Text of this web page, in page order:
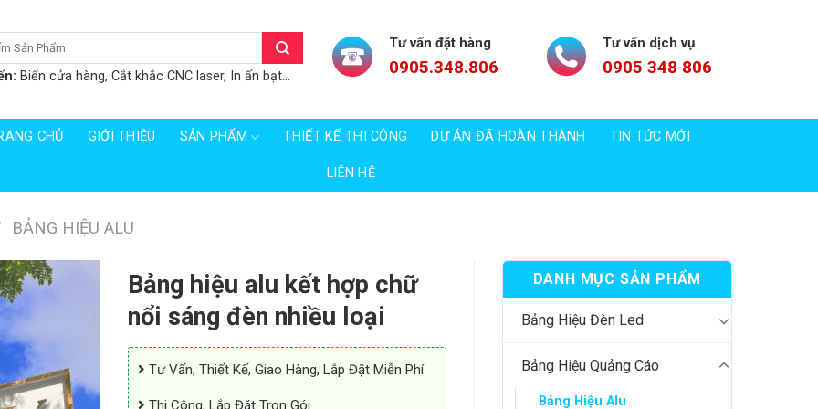
Biển cửa hàng, Cắt khắc CNC laser, In ấn bạt...
Tư vấn đặt hàng
0905.348.806
Tư vấn dịch vụ
0905 348 806
CHỦ GIỚI THIỆU SẢN PHẨM THIẾT KẾ THI CÔNG DỰ ÁN ĐÃ HOÀN THÀNH TIN TỨC MỚI
LIÊN HỆ
BẢNG HIỆU ALU
Bảng hiệu alu kết hợp chữ
nổi sáng đèn nhiều loại
Tư Vấn, Thiết Kế, Giao Hàng, Lắp Đặt Miễn Phí
Thi Công, Lắp Đặt Trọn Gói
DANH MỤC SẢN PHẨM
Bảng Hiệu Đèn Led
Bảng Hiệu Quảng Cáo
Bảng Hiệu Alu